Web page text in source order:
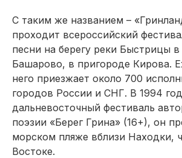
С таким же названием –
проходит всероссийский
песни на берегу реки Быстрицы в
Башарово, в пригороде Кирова.
него приезжает около 700
городов России и СНГ. В 1994
дальневосточный фестиваль
поэзии «Берег Грина» (16+), он
морском пляже вблизи Находки,
Востоке.